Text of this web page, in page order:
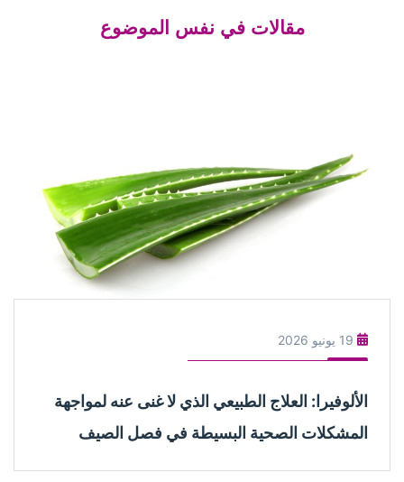
مقالات في نفس الموضوع
19 يونيو 2026
الألوفيرا: العلاج الطبيعي الذي لا غنى عنه لمواجهة
المشكلات الصحية البسيطة في فصل الصيف